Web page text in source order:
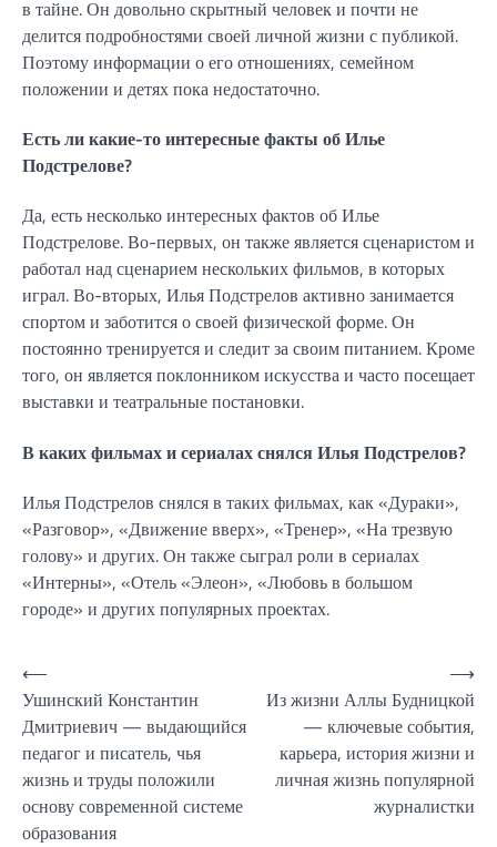
в тайне. Он довольно скрытный человек и почти не
делится подробностями своей личной жизни с публикой.
Поэтому информации о его отношениях, семейном
положении и детях пока недостаточно.
Есть ли какие-то интересные факты об Илье
Подстрелове?
Да, есть несколько интересных фактов об Илье
Подстрелове. Во-первых, он также является сценаристом и
работал над сценарием нескольких фильмов, в которых
играл. Во-вторых, Илья Подстрелов активно занимается
спортом и заботится о своей физической форме. Он
постоянно тренируется и следит за своим питанием. Кроме
того, он является поклонником искусства и часто посещает
выставки и театральные постановки.
В каких фильмах и сериалах снялся Илья Подстрелов?
Илья Подстрелов снялся в таких фильмах, как «Дураки»,
«Разговор», «Движение вверх», «Тренер», «На трезвую
голову» и других. Он также сыграл роли в сериалах
«Интерны», «Отель «Элеон», «Любовь в большом
городе» и других популярных проектах.
Навигация
по
записям
⟵
Ушинский Константин
Дмитриевич — выдающийся
педагог и писатель, чья
жизнь и труды положили
основу современной системе
образования
Из жизни Аллы Будницкой
— ключевые события,
карьера, история жизни и
личная жизнь популярной
журналистки
⟶